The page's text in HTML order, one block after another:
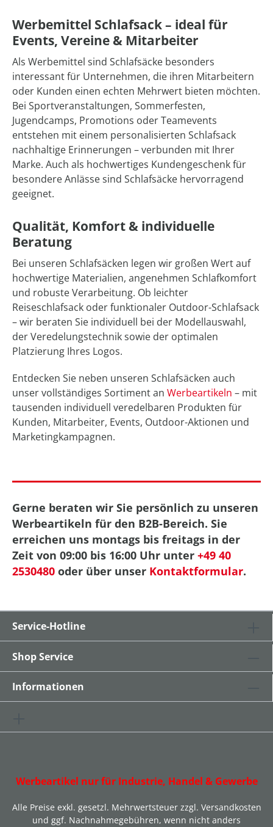
Werbemittel Schlafsack – ideal für
Events, Vereine & Mitarbeiter
Als Werbemittel sind Schlafsäcke besonders
interessant für Unternehmen, die ihren Mitarbeitern
oder Kunden einen echten Mehrwert bieten möchten.
Bei Sportveranstaltungen, Sommerfesten,
Jugendcamps, Promotions oder Teamevents
entstehen mit einem personalisierten Schlafsack
nachhaltige Erinnerungen – verbunden mit Ihrer
Marke. Auch als hochwertiges Kundengeschenk für
besondere Anlässe sind Schlafsäcke hervorragend
geeignet.
Qualität, Komfort & individuelle
Beratung
Bei unseren Schlafsäcken legen wir großen Wert auf
hochwertige Materialien, angenehmen Schlafkomfort
und robuste Verarbeitung. Ob leichter
Reiseschlafsack oder funktionaler Outdoor-Schlafsack
– wir beraten Sie individuell bei der Modellauswahl,
der Veredelungstechnik sowie der optimalen
Platzierung Ihres Logos.
Entdecken Sie neben unseren Schlafsäcken auch
unser vollständiges Sortiment an Werbeartikeln – mit
tausenden individuell veredelbaren Produkten für
Kunden, Mitarbeiter, Events, Outdoor-Aktionen und
Marketingkampagnen.
Gerne beraten wir Sie persönlich zu unseren
Werbeartikeln für den B2B-Bereich. Sie
erreichen uns montags bis freitags in der
Zeit von 09:00 bis 16:00 Uhr unter +49 40
2530480 oder über unser Kontaktformular.
Service-Hotline
Shop Service
Informationen
Werbeartikel nur für Industrie, Handel & Gewerbe
Alle Preise exkl. gesetzl. Mehrwertsteuer zzgl. Versandkosten
und ggf. Nachnahmegebühren, wenn nicht anders